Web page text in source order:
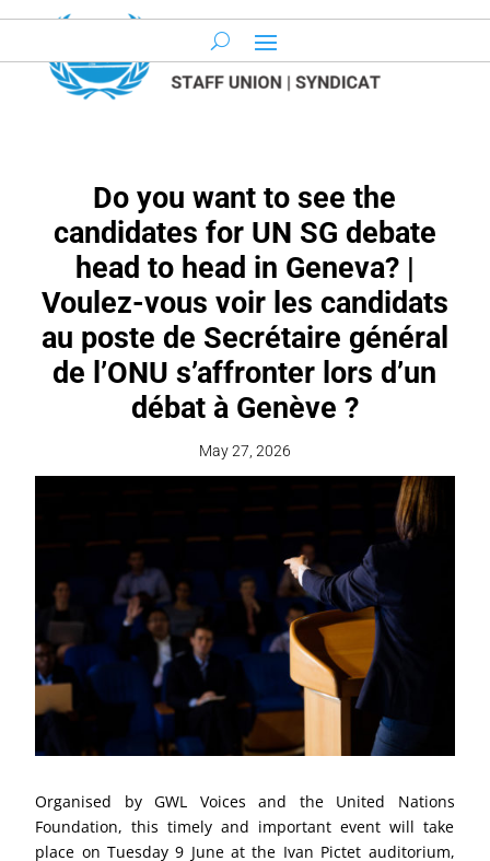
Do you want to see the
candidates for UN SG debate
head to head in Geneva? |
Voulez-vous voir les candidats
au poste de Secrétaire général
de l’ONU s’affronter lors d’un
débat à Genève ?
May 27, 2026
Organised by GWL Voices and the United Nations
Foundation, this timely and important event will take
place on Tuesday 9 June at the Ivan Pictet auditorium,